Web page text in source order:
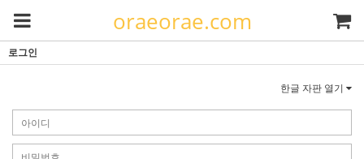
oraeorae.com
로그인
한글 자판 열기